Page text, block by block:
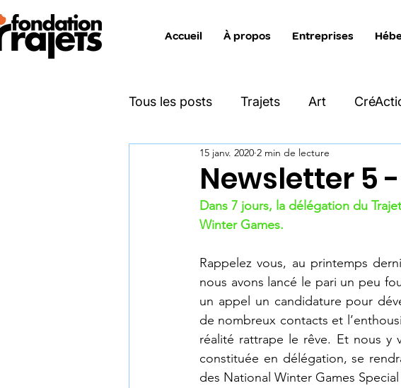
Accueil À propos Entreprises
Tous les posts Trajets Art
Katimavik Move On Intersection
Projet Zéro Déchet Entreprises
Info interne collaborateurs
Newsletter 5
15 janv. 2020 2 min de lecture
Dans 7 jours, la délégation du
Winter Games.
Rappelez vous, au printemps
nous avons lancé le pari un peu
un appel un candidature pour
de nombreux contacts et
réalité rattrape le rêve. Et nous y
constituée en délégation, se
des National Winter Games